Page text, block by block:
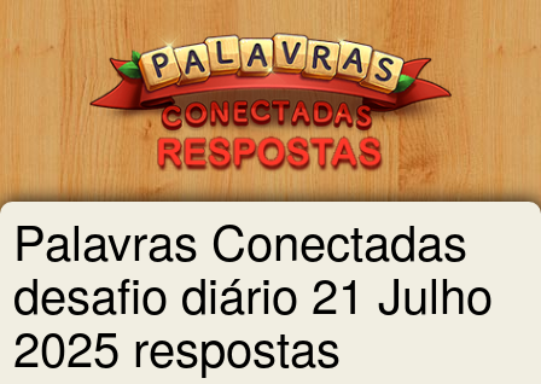
Palavras Conectadas
desafio diário 21 Julho
2025 respostas